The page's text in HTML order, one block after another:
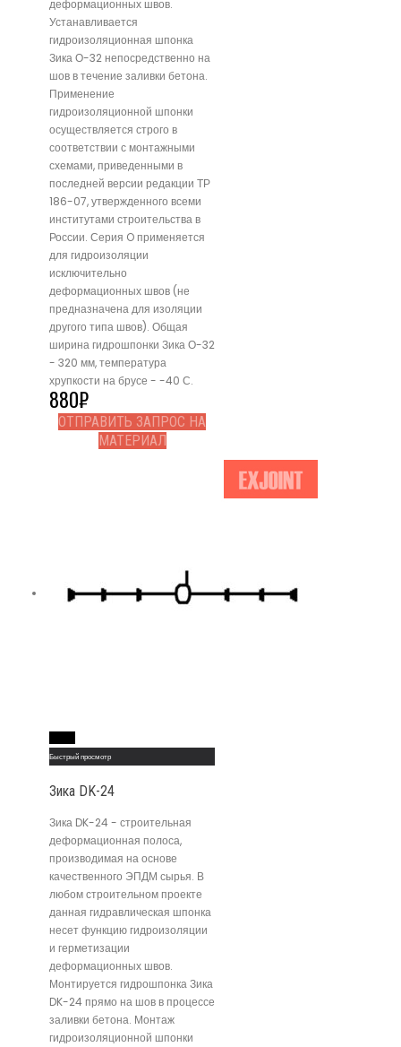
деформационных швов.
Устанавливается
гидроизоляционная шпонка
Зика О-32 непосредственно на
шов в течение заливки бетона.
Применение
гидроизоляционной шпонки
осуществляется строго в
соответствии с монтажными
схемами, приведенными в
последней версии редакции ТР
186-07, утвержденного всеми
институтами строительства в
России. Серия O применяется
для гидроизоляции
исключительно
деформационных швов (не
предназначена для изоляции
другого типа швов). Общая
ширина гидрошпонки Зика О-32
- 320 мм, температура
хрупкости на брусе - -40 С.
880₽
ОТПРАВИТЬ ЗАПРОС НА
МАТЕРИАЛ
Быстрый просмотр
Зика DK-24
Зика DK-24 - строительная
деформационная полоса,
производимая на основе
качественного ЭПДМ сырья. В
любом строительном проекте
данная гидравлическая шпонка
несет функцию гидроизоляции
и герметизации
деформационных швов.
Монтируется гидрошпонка Зика
DK-24 прямо на шов в процессе
заливки бетона. Монтаж
гидроизоляционной шпонки